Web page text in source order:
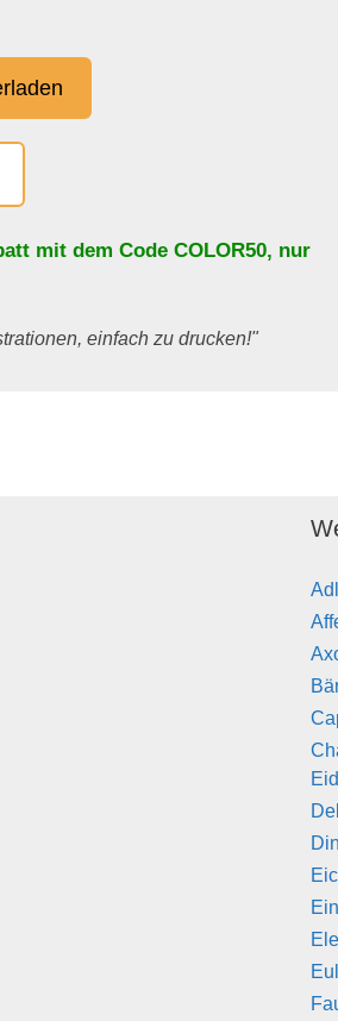
mit dem Code COLOR50, nur
einfach zu drucken!"